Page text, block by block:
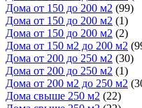
Дома от 150 до 200 м2 (99)
Дома от 150 до 200 м2 (1)
Дома от 150 до 200 м2 (2)
Дома от 150 м2 до 200 м2
Дома от 200 до 250 м2 (30)
Дома от 200 до 250 м2 (1)
Дома от 200 м2 до 250 м2
Дома свыше 250 м2 (22)